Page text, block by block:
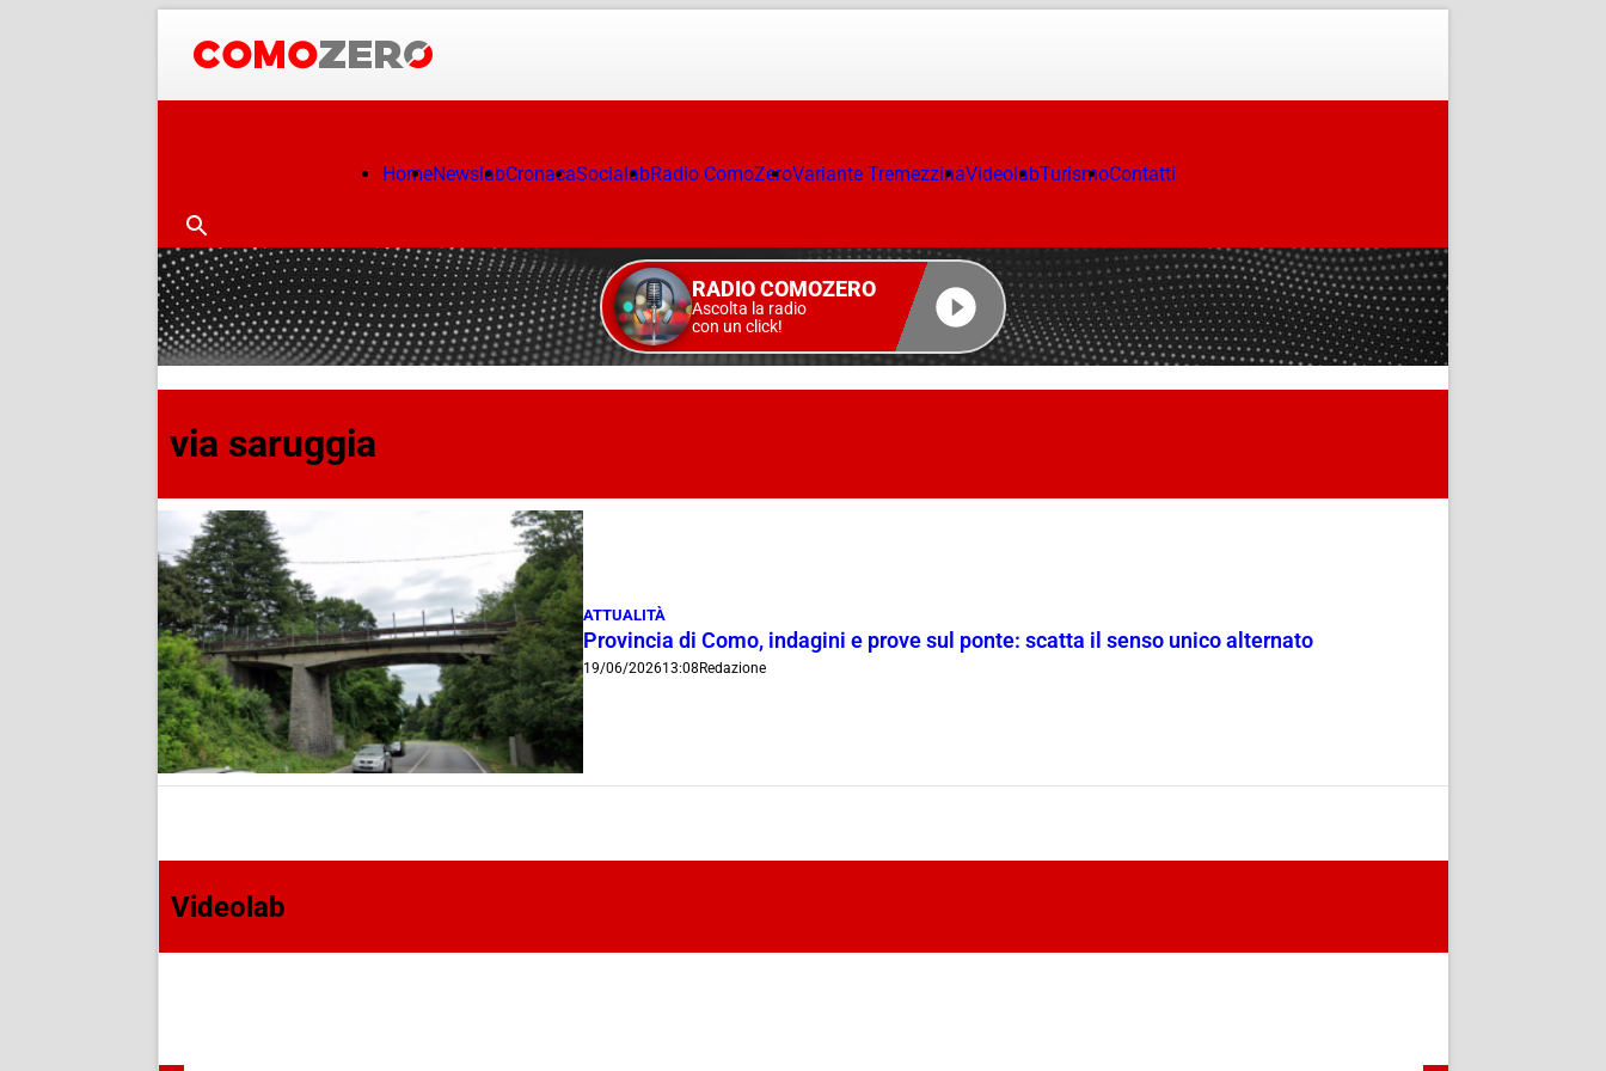
HomeNewslabCronacaSocialabRadio ComoZeroVariante TremezzinaVideolabTurismoContatti
RADIO COMOZERO
Ascolta la radio
con un click!
via saruggia
ATTUALITÀ
Provincia di Como, indagini e prove sul ponte: scatta il senso unico alternato
19/06/202613:08Redazione
Videolab